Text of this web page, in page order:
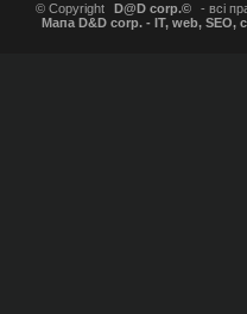
© Copyright D@D corp.©
- всі
Мапа D&D corp. - IT, web,